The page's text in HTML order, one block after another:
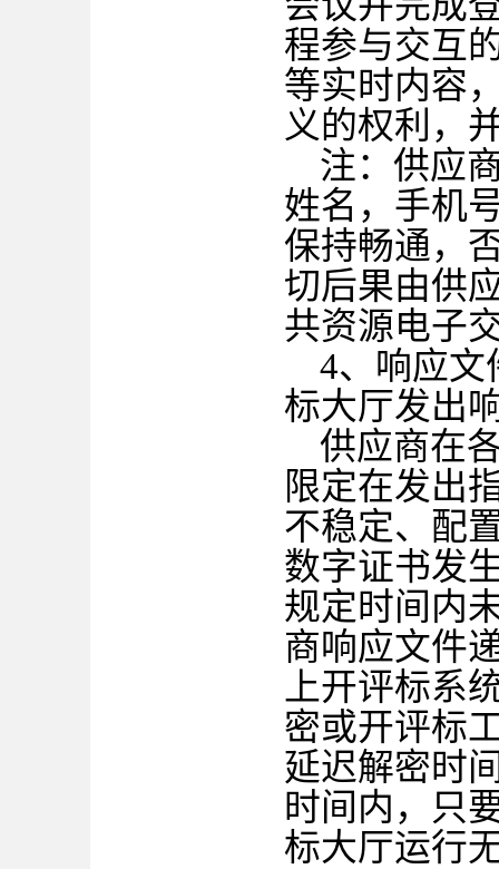
程参与交互
等实时内容
义的权利，
注：供应
姓名，手机
保持畅通，
切后果由供
共资源电子
4、响应文
标大厅发出
供应商在
限定在发出
不稳定、配
数字证书发
规定时间内
商响应文件
上开评标系
密或开评标
延迟解密时
时间内，只
标大厅运行